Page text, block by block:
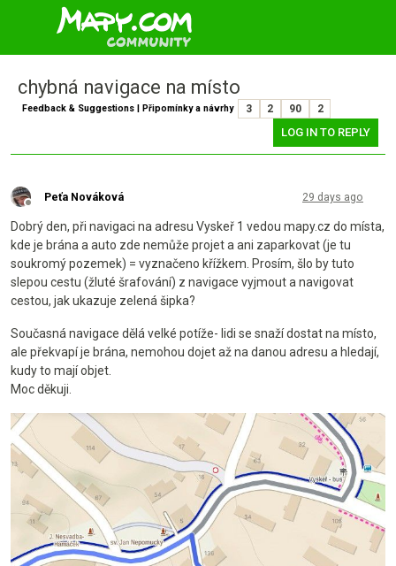
chybná navigace na místo
Feedback & Suggestions | Připomínky a návrhy 3 2 90 2
LOG IN TO REPLY
Peťa Nováková 29 days ago
Dobrý den, při navigaci na adresu Vyskeř 1 vedou mapy.cz do místa,
kde je brána a auto zde nemůže projet a ani zaparkovat (je tu
soukromý pozemek) = vyznačeno křížkem. Prosím, šlo by tuto
slepou cestu (žluté šrafování) z navigace vyjmout a navigovat
cestou, jak ukazuje zelená šipka?
Současná navigace dělá velké potíže- lidi se snaží dostat na místo,
ale překvapí je brána, nemohou dojet až na danou adresu a hledají,
kudy to mají objet.
Moc děkuji.